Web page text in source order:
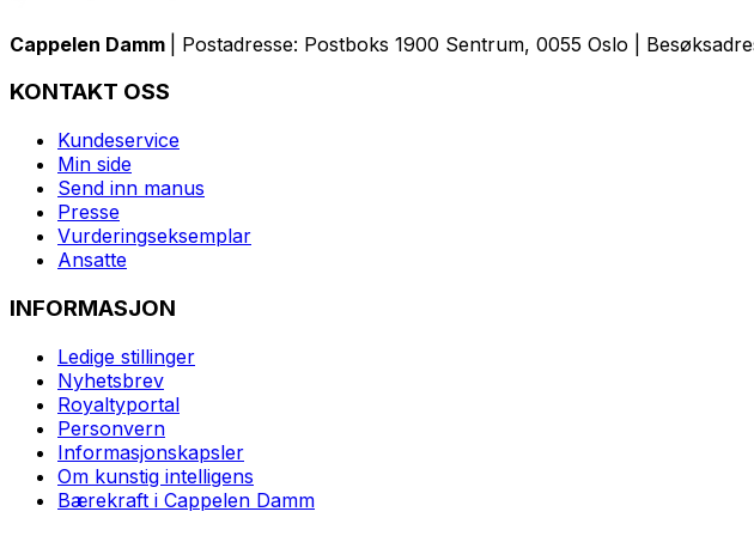
Cappelen Damm | Postadresse: Postboks 1900 Sentrum, 0055 Oslo |
KONTAKT OSS
Kundeservice
Min side
Send inn manus
Presse
Vurderingseksemplar
Ansatte
INFORMASJON
Ledige stillinger
Nyhetsbrev
Royaltyportal
Personvern
Informasjonskapsler
Om kunstig intelligens
Bærekraft i Cappelen Damm